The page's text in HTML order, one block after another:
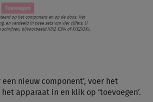
nieuw component’, voer het
apparaat in en klik op ‘toevoegen’.